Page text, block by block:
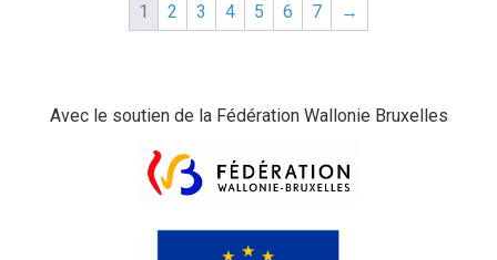
1 2 3 4 5 6 7 →
Avec le soutien de la Fédération Wallonie Bruxelles